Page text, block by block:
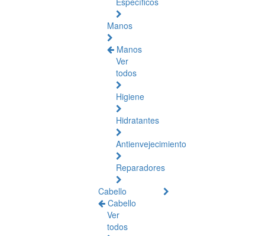
Manos
Manos
Ver
todos
Higiene
Hidratantes
Antienvejecimiento
Reparadores
Cabello
Cabello
Ver
todos